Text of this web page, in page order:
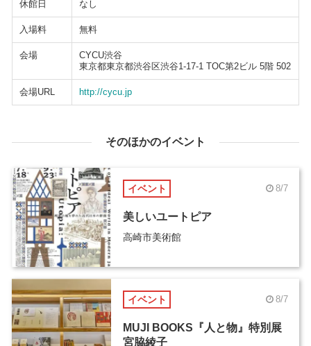
休館日 なし
入場料 無料
会場
CYCU渋谷
東京都東京都渋谷区渋谷1-17-1 TOC第2ビル 5階 502
会場URL http://cycu.jp
そのほかのイベント
イベント 8/7
美しいユートピア
高崎市美術館
イベント 8/7
MUJI BOOKS『人と物』特別展
宮脇綾子